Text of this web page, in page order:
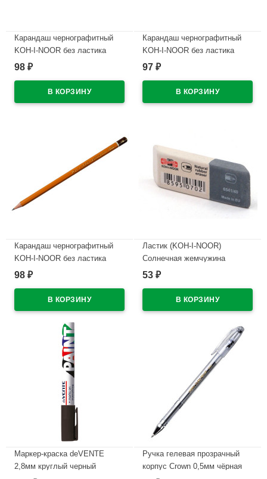
Карандаш чернографитный
KOH-I-NOOR без ластика
арт.1500 В
98 ₽
Карандаш чернографитный
KOH-I-NOOR без ластика
арт.1500 Н
97 ₽
Карандаш чернографитный
KOH-I-NOOR без ластика
арт.1500 НВ
98 ₽
Ластик (KOH-I-NOOR)
Солнечная жемчужина
(Sunpearl) 60*18мм
53 ₽
Маркер-краска deVENTE
2,8мм круглый черный
Ручка гелевая прозрачный
корпус Crown 0,5мм чёрная